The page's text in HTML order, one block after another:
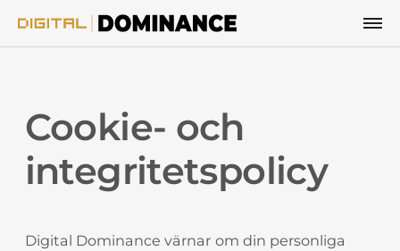
Cookie- och
integritetspolicy
Digital Dominance värnar om din personliga